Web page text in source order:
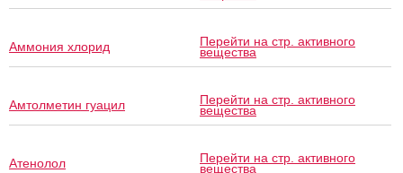
Аммония хлорид Перейти на стр. активного
вещества
Амтолметин гуацил Перейти на стр. активного
вещества
Атенолол Перейти на стр. активного
вещества